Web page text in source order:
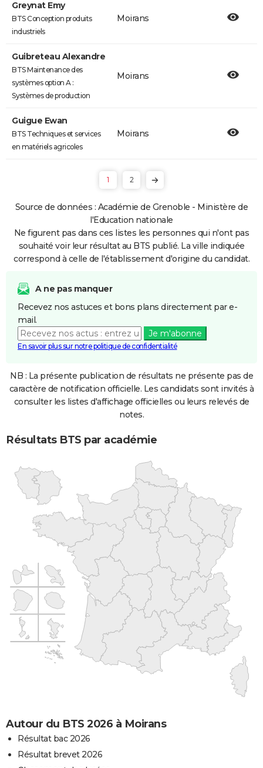
Greynat Emy
BTS Conception produits
industriels
Moirans
Guibreteau Alexandre
BTS Maintenance des
systèmes option A :
Systèmes de production
Moirans
Guigue Ewan
BTS Techniques et services
en matériels agricoles
Moirans
1 2
Source de données : Académie de Grenoble - Ministère de
l'Education nationale
Ne figurent pas dans ces listes les personnes qui n'ont pas
souhaité voir leur résultat au BTS publié. La ville indiquée
correspond à celle de l'établissement d'origine du candidat.
A ne pas manquer
Recevez nos astuces et bons plans directement par e-
mail.
Je m'abonne
En savoir plus sur notre politique de confidentialité
NB : La présente publication de résultats ne présente pas de
caractère de notification officielle. Les candidats sont invités à
consulter les listes d'affichage officielles ou leurs relevés de
notes.
Résultats BTS par académie
Autour du BTS 2026 à Moirans
Résultat bac 2026
Résultat brevet 2026